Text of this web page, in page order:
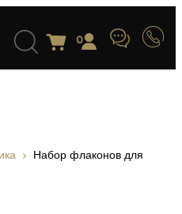
0
Набор флаконов для